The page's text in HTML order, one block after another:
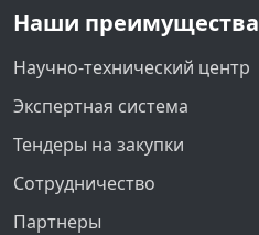
Наши преимущества
Научно-технический центр
Экспертная система
Тендеры на закупки
Сотрудничество
Партнеры